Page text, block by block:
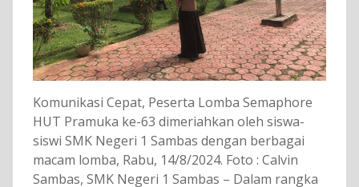
Komunikasi Cepat, Peserta Lomba Semaphore
HUT Pramuka ke-63 dimeriahkan oleh siswa-
siswi SMK Negeri 1 Sambas dengan berbagai
macam lomba, Rabu, 14/8/2024. Foto : Calvin
Sambas, SMK Negeri 1 Sambas – Dalam rangka